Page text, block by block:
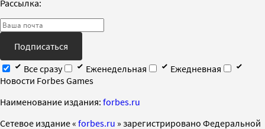
Рассылка:
Подписаться
Все сразу
Еженедельная
Ежедневная
Новости Forbes Games
Наименование издания: forbes.ru
Cетевое издание « forbes.ru » зарегистрировано Федеральной